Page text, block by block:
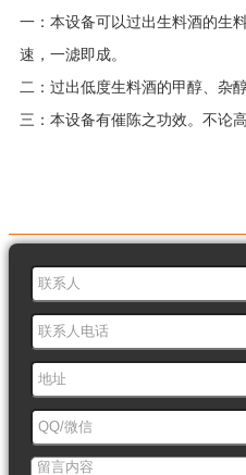
一：本设备可以过出生料酒的生
速，一滤即成。
二：过出低度生料酒的甲醇、杂
三：本设备有催陈之功效。不论